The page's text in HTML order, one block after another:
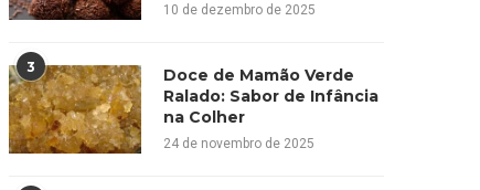
10 de dezembro de 2025
3
Doce de Mamão Verde
Ralado: Sabor de Infância
na Colher
24 de novembro de 2025